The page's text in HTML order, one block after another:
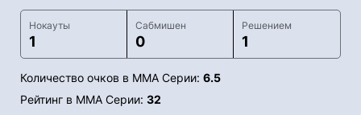
Нокауты
1
Сабмишен
0
Решением
1
Количество очков в ММА Серии: 6.5
Рейтинг в ММА Серии: 32